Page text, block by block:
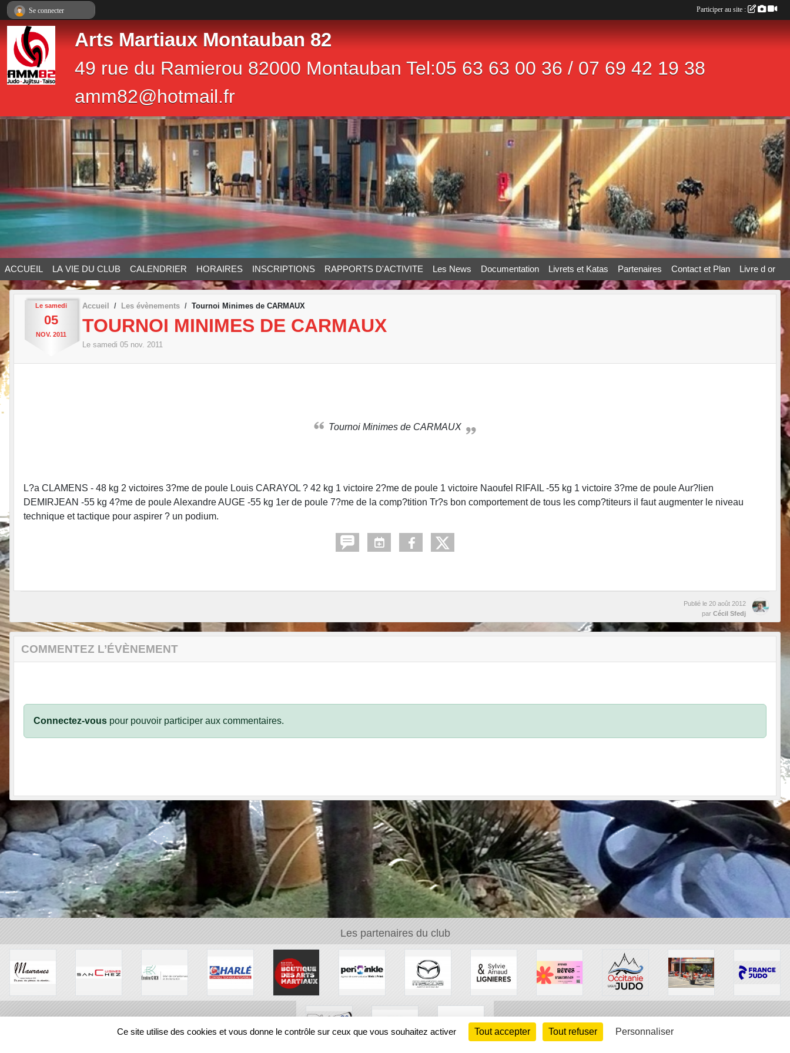
Arts Martiaux Montauban 82
49 rue du Ramierou 82000 Montauban Tel:05 63 63 00 36 / 07 69 42 19 38
amm82@hotmail.fr
ACCUEIL LA VIE DU CLUB CALENDRIER HORAIRES INSCRIPTIONS RAPPORTS D'ACTIVITE Les News Documentation Livrets et Katas Partenaires Contact et Plan Livre d or
Le samedi
05
NOV. 2011
Accueil Les évènements Tournoi Minimes de CARMAUX
TOURNOI MINIMES DE CARMAUX
Le samedi 05 nov. 2011
Tournoi Minimes de CARMAUX
L?a CLAMENS - 48 kg 2 victoires 3?me de poule Louis CARAYOL ? 42 kg 1 victoire 2?me de poule 1 victoire Naoufel RIFAIL -55 kg 1 victoire 3?me de poule Aur?lien
DEMIRJEAN -55 kg 4?me de poule Alexandre AUGE -55 kg 1er de poule 7?me de la comp?tition Tr?s bon comportement de tous les comp?titeurs il faut augmenter le niveau
technique et tactique pour aspirer ? un podium.
Publié le 20 août 2012
par Cécil Sfedj
COMMENTEZ L’ÉVÈNEMENT
Connectez-vous pour pouvoir participer aux commentaires.
Les partenaires du club
Se connecter Participer au site :
Panneau de gestion des cookies
Ce site utilise des cookies et vous donne le contrôle sur ceux que vous souhaitez activer Tout accepter Tout refuser Personnaliser